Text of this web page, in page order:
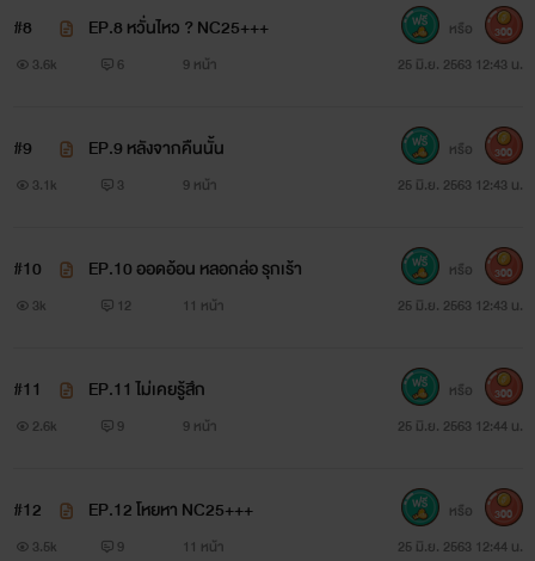
#8 EP.8 หวั่นไหว ? NC25+++
3.6k 6 9 หน้า 25 มิ.ย. 2563 12:43 น.
หรือ 300
#9 EP.9 หลังจากคืนนั้น
3.1k 3 9 หน้า 25 มิ.ย. 2563 12:43 น.
หรือ 300
#10 EP.10 ออดอ้อน หลอกล่อ รุกเร้า
3k 12 11 หน้า 25 มิ.ย. 2563 12:43 น.
หรือ 300
#11 EP.11 ไม่เคยรู้สึก
2.6k 9 9 หน้า 25 มิ.ย. 2563 12:44 น.
หรือ 300
#12 EP.12 โหยหา NC25+++
3.5k 9 11 หน้า 25 มิ.ย. 2563 12:44 น.
หรือ 300